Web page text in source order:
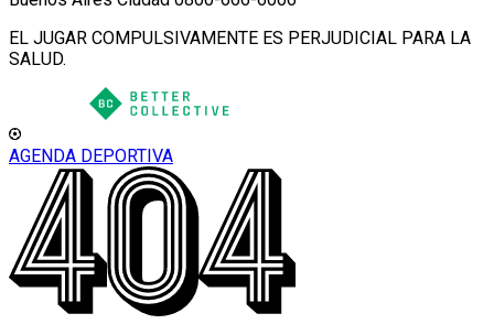
EL JUGAR COMPULSIVAMENTE ES PERJUDICIAL PARA LA
SALUD.
AGENDA DEPORTIVA